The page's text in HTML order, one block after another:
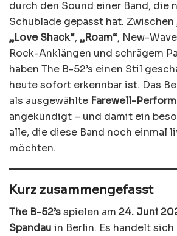
durch den Sound einer Band, die
Schublade gepasst hat. Zwischen
„Love Shack“, „Roam“, New-
Rock-Anklängen und schrägem
haben The B-52’s einen Stil
heute sofort erkennbar ist. Das
als ausgewählte Farewell-
angekündigt – und damit ein
alle, die diese Band noch einmal
möchten.
Kurz zusammengefasst
The B-52’sspielen am 24. Juni
Spandau in Berlin. Es handelt sich